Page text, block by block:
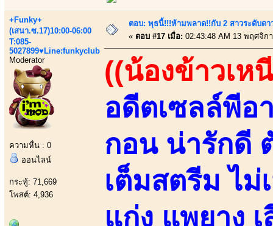
+Funky+
(เสนา.ซ.17)10:00-06:00
T:085-
5027899♥Line:funkyclub
Moderator
ความหื่น : 0
ออนไลน์
กระทู้: 71,669
โพสต์: 4,936
ตอบ: พุธนี้!!!ห้ามพลาด!!กับ 2 สาวระดับดา
« ตอบ #17 เมื่อ: 02:43:48 AM 13 พฤศจิก
((น้องข้าวเห
อดีตเซลล์พีอ
กอน น่ารักดี
เต็มสตรีม ไม่
แก่ง แพยาง